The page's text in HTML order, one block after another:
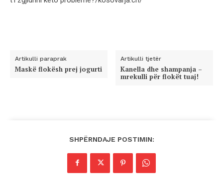
Artikulli paraprak
Maskë flokësh prej jogurti
Artikulli tjetër
Kanella dhe shampanja –
mrekulli për flokët tuaj!
SHPËRNDAJE POSTIMIN: